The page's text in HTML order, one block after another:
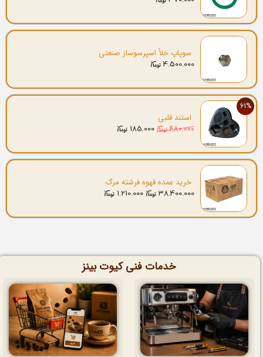
سوپاپ خلأ اسپرسوساز صنعتی
4.500.000
61%
استند قلبی
480.000
185.000
خرید عمده قهوه فرشته مرگ
38.400.000
1.210.000
خدمات فنی کیوت بینز